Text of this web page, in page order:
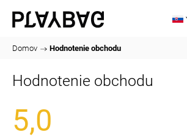
Domov / Hodnotenie obchodu
Hodnotenie obchodu
5,0